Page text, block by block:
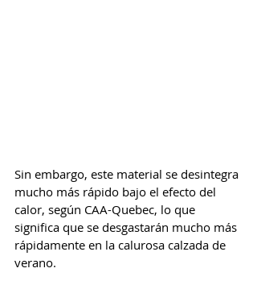
Sin embargo, este material se desintegra
mucho más rápido bajo el efecto del
calor, según CAA-Quebec, lo que
significa que se desgastarán mucho más
rápidamente en la calurosa calzada de
verano.